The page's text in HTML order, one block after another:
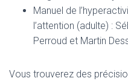
Manuel de
l’attention (adulte) :
Perroud et Martin
Vous trouverez des